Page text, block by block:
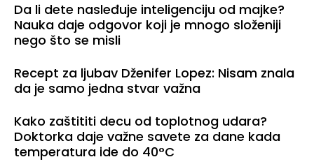
Mame i tate
Da li dete nasleđuje inteligenciju od majke?
Nauka daje odgovor koji je mnogo složeniji
nego što se misli
Mame i tate
Recept za ljubav Dženifer Lopez: Nisam znala
da je samo jedna stvar važna
Mame i tate
Kako zaštititi decu od toplotnog udara?
Doktorka daje važne savete za dane kada
temperatura ide do 40°C